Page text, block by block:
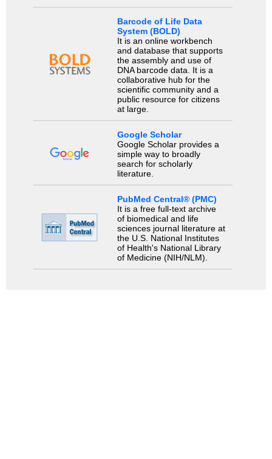
Barcode of Life Data
System (BOLD)
It is an online workbench
and database that supports
the assembly and use of
DNA barcode data. It is a
collaborative hub for the
scientific community and a
public resource for citizens
at large.
Google Scholar
Google Scholar provides a
simple way to broadly
search for scholarly
literature.
PubMed Central® (PMC)
It is a free full-text archive
of biomedical and life
sciences journal literature at
the U.S. National Institutes
of Health's National Library
of Medicine (NIH/NLM).